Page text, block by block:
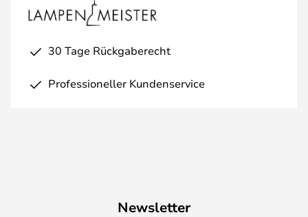
30 Tage Rückgaberecht
Professioneller Kundenservice
Newsletter